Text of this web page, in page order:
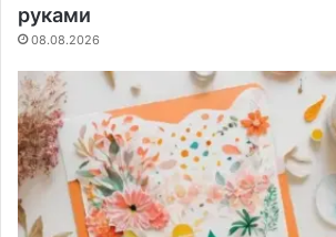
руками
08.08.2026